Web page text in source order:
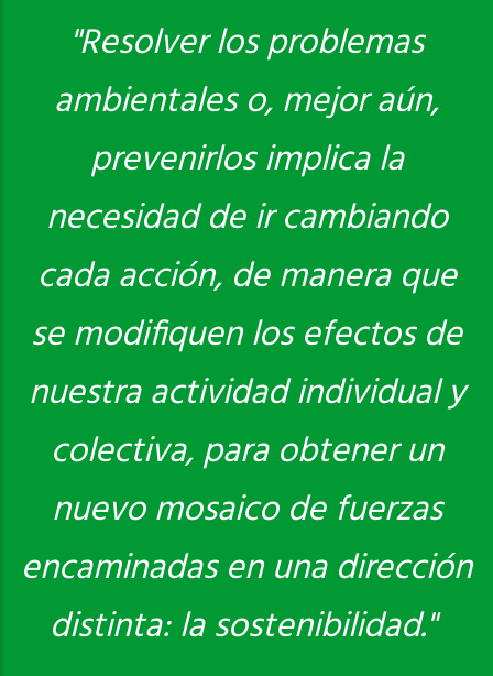
Saber más
"Resolver los problemas
ambientales o, mejor aún,
prevenirlos implica la
necesidad de ir cambiando
cada acción, de manera que
se modifiquen los efectos de
nuestra actividad individual y
colectiva, para obtener un
nuevo mosaico de fuerzas
encaminadas en una dirección
distinta: la sostenibilidad."